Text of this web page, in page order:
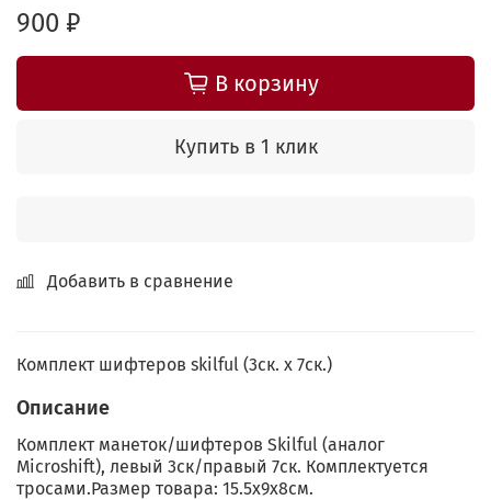
900 ₽
В корзину
Купить в 1 клик
Добавить в сравнение
Комплект шифтеров skilful (3ск. х 7ск.)
Описание
Комплект манеток/шифтеров Skilful (аналог
Microshift), левый 3ск/правый 7ск. Комплектуется
тросами.Размер товара: 15.5x9x8см.